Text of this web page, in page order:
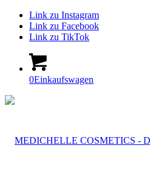
Link zu Instagram
Link zu Facebook
Link zu TikTok
0Einkaufswagen